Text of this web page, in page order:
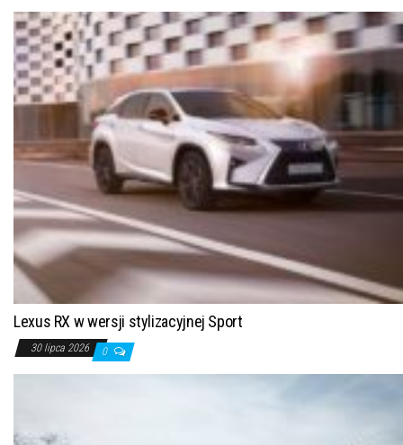
Lexus RX w wersji stylizacyjnej Sport
30 lipca 2026 0